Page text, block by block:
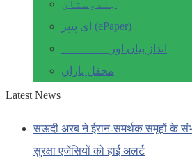
ہندوستان
ای پیپر (ePaper)
انداز بیاں اور۔۔۔۔۔۔۔
محفل یاراں
Latest News
सऊदी अरब ने ईरान-समर्थक समूहों के
सुरक्षा एजेंसियों को हाई अलर्ट